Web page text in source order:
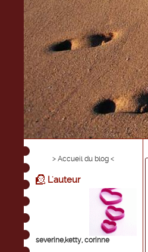
> Accueil du blog <
L'auteur
severine,ketty, corinne